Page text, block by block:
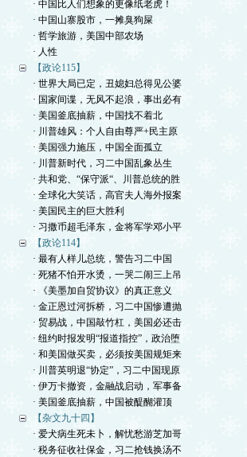
· 中国比人们想象的更像纸老虎！
· 中国山寨股市，一摊臭狗屎
· 哲学旅游，美国中部农场
· 人性
【政论115】
· 世界大局已定，丑媳妇总得见公婆
· 国家间谍，无风不起浪，事出必有
· 美国釜底抽薪，中国找不着北
· 川普雄风：个人自由尊严+民主原
· 美国强力施压，中国全面孤立
· 川普新时代，习二中国乱象丛生
· 共和党、“保守派“、川普总统的胜
· 全球化大笑话，高官夫人海外报案
· 美国民主的巨大胜利
· 习撒币超毛泽东，金将军学邓小平
【政论114】
· 最有人样儿总统，警告习二中国
· 死猪不怕开水烫，一哭二闹三上吊
· 《美墨加自贸协议》的真正意义
· 金正恩过河拆桥，习二中国惨遭抛
· 贸易战，中国敲竹杠，美国必还击
· 纽约时报发明“报道指控”，政治堕
· 和美国做买卖，必须按美国规矩来
· 川普英明退“协定”，习二中国现原
· 伊万卡撤资，金融战启动，军事备
· 美国釜底抽薪，中国被醍醐灌顶
【杂文九十四】
· 爱犬病生死未卜，解忧愁游芝加哥
· 税务征收社保金，习二抢钱换汤不